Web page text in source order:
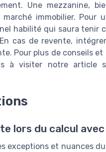
Une mezzanine,
immobilier. Pour
habilité qui saura tenir
cas de revente,
Pour plus de conseils
à visiter notre article
lors du calcul avec
exceptions et nuances